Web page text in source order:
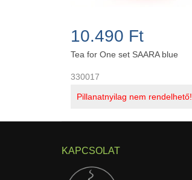
10.490 Ft
Tea for One set SAARA blue
330017
Pillanatnyilag nem rendelhető!
KAPCSOLAT